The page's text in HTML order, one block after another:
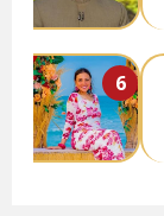
6